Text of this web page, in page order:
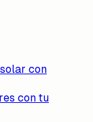
con
con tu